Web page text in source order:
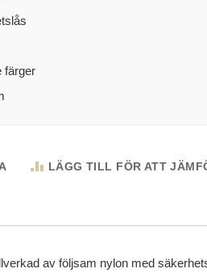
färger
LÄGG TILL FÖR ATT
av följsam nylon med